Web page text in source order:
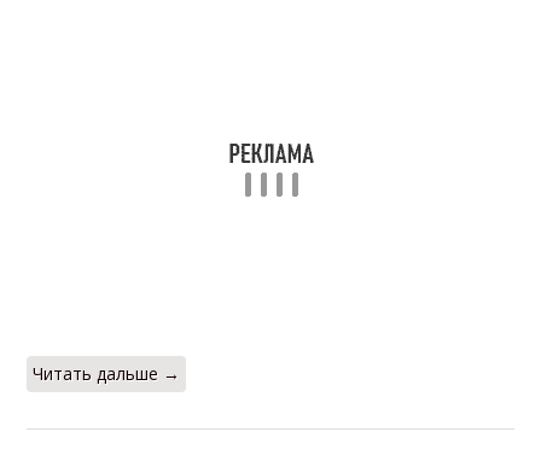
Читать дальше →